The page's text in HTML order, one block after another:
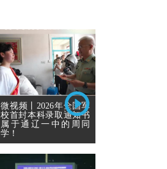
微视频丨2026年全国军
校首封本科录取通知书
属于通辽一中的周同
学！